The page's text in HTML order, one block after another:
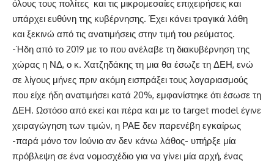
όλους τους πολίτες και τις μικρομεσαίες επιχειρήσεις και
υπάρχει ευθύνη της κυβέρνησης. Έχει κάνει τραγικά λάθη
και ξεκινώ από τις ανατιμήσεις στην τιμή του ρεύματος.
-Ήδη από το 2019 με το που ανέλαβε τη διακυβέρνηση της
χώρας η ΝΔ, ο κ. Χατζηδάκης τη μια θα έσωζε τη ΔΕΗ, ενώ
σε λίγους μήνες πριν ακόμη εισπράξει τους λογαριασμούς
που είχε ήδη ανατιμήσει κατά 20%, εμφανίστηκε ότι έσωσε τη
ΔΕΗ. Ωστόσο από εκεί και πέρα και με το target model έγινε
χειραγώγηση των τιμών, η ΡΑΕ δεν παρενέβη εγκαίρως
-παρά μόνο τον Ιούνιο αν δεν κάνω λάθος- υπήρξε μία
πρόβλεψη σε ένα νομοσχέδιο για να γίνει μία αρχή, ένας